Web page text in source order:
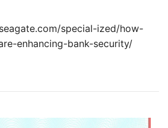
special-ized/how-
enhancing-bank-security/